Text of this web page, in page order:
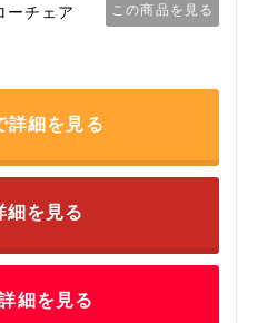
この商品を見る
細を見る
細を見る
細を見る